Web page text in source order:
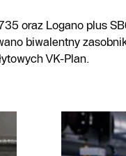
oraz Logano plus
biwalentny
VK-Plan.